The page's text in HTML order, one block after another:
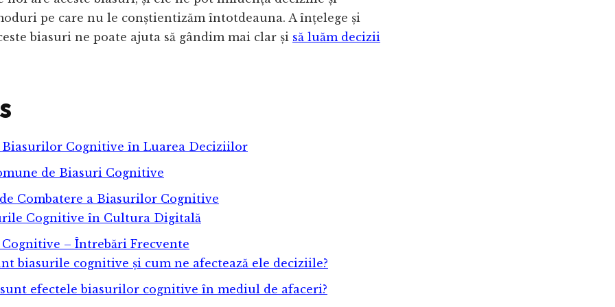
pe care nu le conștientizăm întotdeauna. A înțelege și
biasuri ne poate ajuta să gândim mai clar și să luăm decizii
Cognitive în Luarea Deciziilor
de Biasuri Cognitive
Combatere a Biasurilor Cognitive
Cognitive în Cultura Digitală
– Întrebări Frecvente
biasurile cognitive și cum ne afectează ele deciziile?
efectele biasurilor cognitive în mediul de afaceri?